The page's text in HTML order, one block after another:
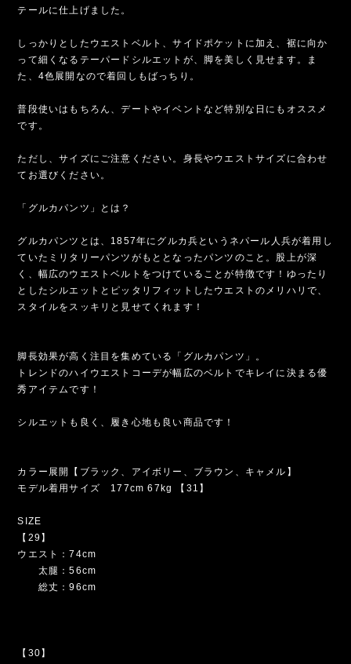
テールに仕上げました。
しっかりとしたウエストベルト、サイドポケットに加え、裾に向か
って細くなるテーパードシルエットが、脚を美しく見せます。ま
た、4色展開なので着回しもばっちり。
普段使いはもちろん、デートやイベントなど特別な日にもオススメ
です。
ただし、サイズにご注意ください。身長やウエストサイズに合わせ
てお選びください。
「グルカパンツ」とは？
グルカパンツとは、1857年にグルカ兵というネパール人兵が着用し
ていたミリタリーパンツがもととなったパンツのこと。股上が深
く、幅広のウエストベルトをつけていることが特徴です！ゆったり
としたシルエットとピッタリフィットしたウエストのメリハリで、
スタイルをスッキリと見せてくれます！
脚長効果が高く注目を集めている「グルカパンツ」。
トレンドのハイウエストコーデが幅広のベルトでキレイに決まる優
秀アイテムです！
シルエットも良く、履き心地も良い商品です！
カラー展開【ブラック、アイボリー、ブラウン、キャメル】
モデル着用サイズ 177cm 67kg 【31】
SIZE
【29】
ウエスト：74cm
太腿：56cm
総丈：96cm
【30】